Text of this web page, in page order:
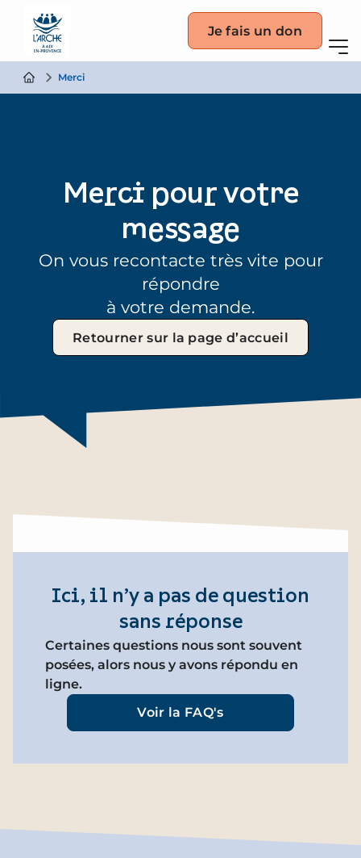
Je fais un don
Merci
Merci pour votre
message
On vous recontacte très vite pour
répondre
à votre demande.
Retourner sur la page d’accueil
Ici, il n’y a pas de question
sans réponse
Certaines questions nous sont souvent
posées, alors nous y avons répondu en
ligne.
Voir la FAQ's